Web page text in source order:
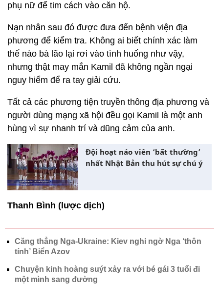
phụ nữ để tim cách vào căn hộ.
Nạn nhân sau đó được đưa đến bệnh viện địa
phương để kiểm tra. Không ai biết chính xác làm
thế nào bà lão lại rơi vào tình huống như vậy,
nhưng thật may mắn Kamil đã không ngần ngại
nguy hiểm để ra tay giải cứu.
Tất cả các phương tiện truyền thông địa phương và
người dùng mạng xã hội đều gọi Kamil là một anh
hùng vì sự nhanh trí và dũng cảm của anh.
Đội hoạt náo viên ‘bất thường’
nhất Nhật Bản thu hút sự chú ý
Thanh Bình (lược dịch)
Căng thẳng Nga-Ukraine: Kiev nghi ngờ Nga ‘thôn
tính’ Biển Azov
Chuyện kinh hoàng suýt xảy ra với bé gái 3 tuổi đi
một mình sang đường